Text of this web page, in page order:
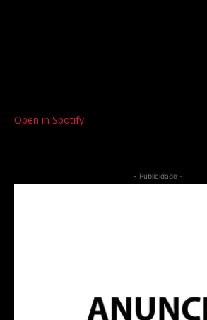
Open in Spotify
- Publicidade -